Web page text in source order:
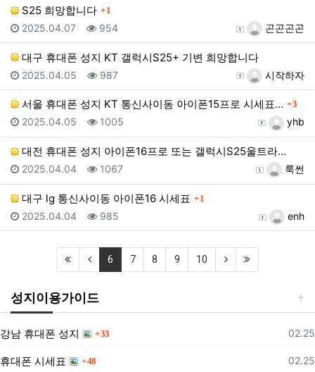
S25 희망합니다 댓글
1
등록자 곤곤곤곤
등록일
2025.04.07 조회
954
대구 휴대폰 성지 KT 갤럭시S25+ 기변 희망합니다
등록자 시작하자
등록일
2025.04.05 조회
987
서울 휴대폰 성지 KT 통신사이동 아이폰15프로 시세표… 댓글
3
등록자 yhb
등록일
2025.04.05 조회
1005
대전 휴대폰 성지 아이폰16프로 또는 갤럭시S25울트라…
등록자 룩썬
등록일
2025.04.04 조회
1067
대구 lg 통신사이동 아이폰16 시세표 댓글
1
등록자 enh
등록일
2025.04.04 조회
985
(first)(previous)
6 (current)
7 8 9 10 (next)
성지이용가이드
등록
02.25
강남 휴대폰 성지 33
등록
02.25
휴대폰 시세표 48